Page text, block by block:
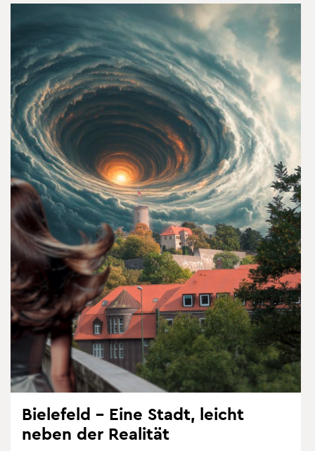
Bie­le­feld – Eine Stadt, leicht
neben der Rea­li­tät